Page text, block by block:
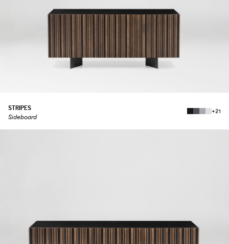
STRIPES
Sideboard
+21